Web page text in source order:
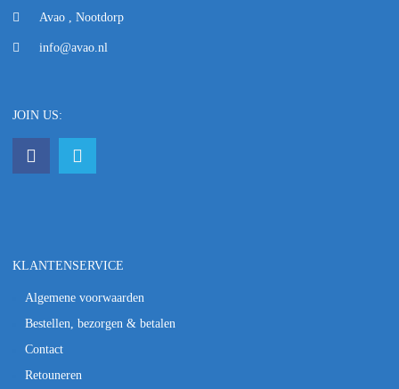
Avao , Nootdorp
info@avao.nl
JOIN US:
KLANTENSERVICE
Algemene voorwaarden
Bestellen, bezorgen & betalen
Contact
Retouneren